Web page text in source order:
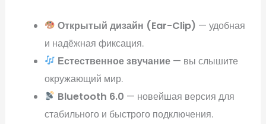
Открытый дизайн (Ear-Clip) — удобная
и надёжная фиксация.
Естественное звучание — вы слышите
окружающий мир.
Bluetooth 6.0 — новейшая версия для
стабильного и быстрого подключения.